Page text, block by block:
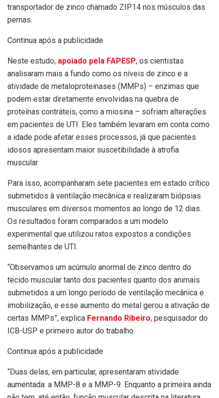
transportador de zinco chamado ZIP14 nos músculos das
pernas.
Continua após a publicidade
Neste estudo, apoiado pela FAPESP, os cientistas
analisaram mais a fundo como os níveis de zinco e a
atividade de metaloproteinases (MMPs) – enzimas que
podem estar diretamente envolvidas na quebra de
proteínas contráteis, como a miosina – sofriam alterações
em pacientes de UTI. Eles também levaram em conta como
a idade pode afetar esses processos, já que pacientes
idosos apresentam maior suscetibilidade à atrofia
muscular.
Para isso, acompanharam sete pacientes em estado crítico
submetidos à ventilação mecânica e realizaram biópsias
musculares em diversos momentos ao longo de 12 dias.
Os resultados foram comparados a um modelo
experimental que utilizou ratos expostos a condições
semelhantes de UTI.
“Observamos um acúmulo anormal de zinco dentro do
tecido muscular tanto dos pacientes quanto dos animais
submetidos a um longo período de ventilação mecânica e
imobilização, e esse aumento do metal gerou a ativação de
certas MMPs”, explica Fernando Ribeiro, pesquisador do
ICB-USP e primeiro autor do trabalho.
Continua após a publicidade
“Duas delas, em particular, apresentaram atividade
aumentada: a MMP-8 e a MMP-9. Enquanto a primeira ainda